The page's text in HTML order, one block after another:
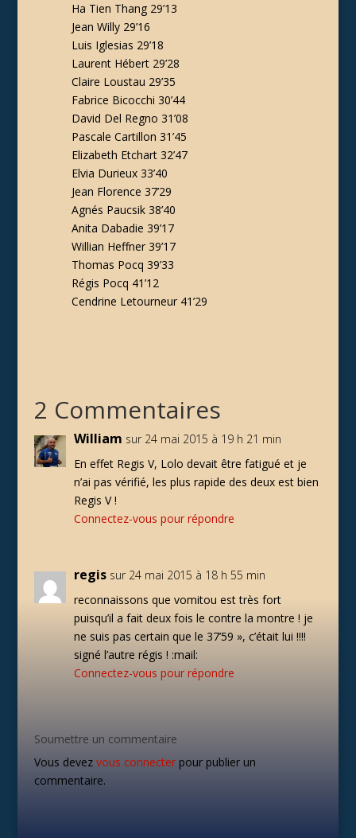
Ha Tien Thang 29’13
Jean Willy 29’16
Luis Iglesias 29’18
Laurent Hébert 29’28
Claire Loustau 29’35
Fabrice Bicocchi 30’44
David Del Regno 31’08
Pascale Cartillon 31’45
Elizabeth Etchart 32’47
Elvia Durieux 33’40
Jean Florence 37’29
Agnés Paucsik 38’40
Anita Dabadie 39’17
Willian Heffner 39’17
Thomas Pocq 39’33
Régis Pocq 41’12
Cendrine Letourneur 41’29
2 Commentaires
William sur 24 mai 2015 à 19 h 21 min
En effet Regis V, Lolo devait être fatigué et je
n’ai pas vérifié, les plus rapide des deux est bien
Regis V !
Connectez-vous pour répondre
regis sur 24 mai 2015 à 18 h 55 min
reconnaissons que vomitou est très fort
puisqu’il a fait deux fois le contre la montre ! je
ne suis pas certain que le 37’59 », c’était lui !!!!
signé l’autre régis ! :mail:
Connectez-vous pour répondre
Soumettre un commentaire
Vous devez vous connecterpour publier un
commentaire.